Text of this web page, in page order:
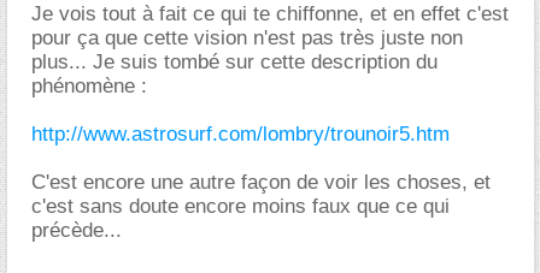
Je vois tout à fait ce qui te chiffonne, et en effet c'est
pour ça que cette vision n'est pas très juste non
plus... Je suis tombé sur cette description du
phénomène :
http://www.astrosurf.com/lombry/trounoir5.htm
C'est encore une autre façon de voir les choses, et
c'est sans doute encore moins faux que ce qui
précède...